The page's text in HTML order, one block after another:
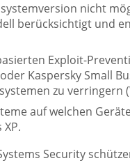
nicht
berücksichtigt und
Exploit-
Kaspersky Small
zu verringern
auf welchen
Security